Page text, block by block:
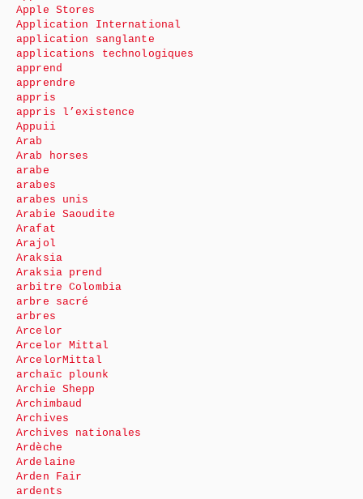
Apple Stores
Application International
application sanglante
applications technologiques
apprend
apprendre
appris
appris l’existence
Appuii
Arab
Arab horses
arabe
arabes
arabes unis
Arabie Saoudite
Arafat
Arajol
Araksia
Araksia prend
arbitre Colombia
arbre sacré
arbres
Arcelor
Arcelor Mittal
ArcelorMittal
archaïc plounk
Archie Shepp
Archimbaud
Archives
Archives nationales
Ardèche
Ardelaine
Arden Fair
ardents